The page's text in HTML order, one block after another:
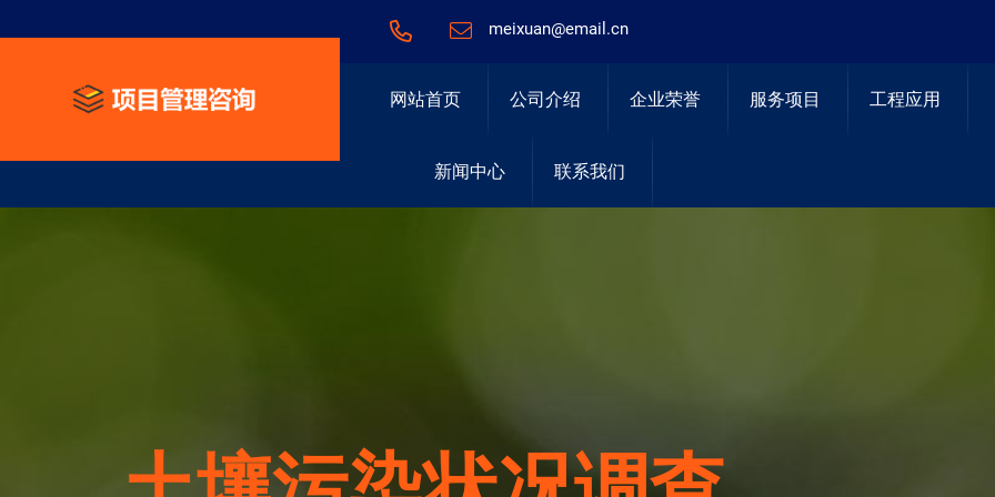
meixuan@email.cn
网站首页 公司介绍 企业荣誉 服务项目 工程应用
新闻中心 联系我们